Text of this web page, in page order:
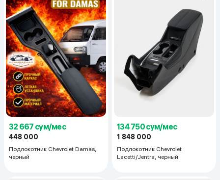
32 667 сум/мес
448 000
Подлокотник Chevrolet Damas,
черный
134 750 сум/мес
1 848 000
Подлокотник Chevrolet
Lacetti/Jentra, черный